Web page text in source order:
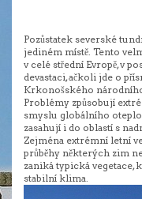
Pozůstatek severské
jediném místě. Tento
v celé střední Evropě, v
devastaci, ačkoli jde o
Krkonošského
Problémy způsobují
smyslu globálního
zasahují i do oblastí s
Zejména extrémní letní
průběhy některých zim
zaniká typická vegetace,
stabilní klima.